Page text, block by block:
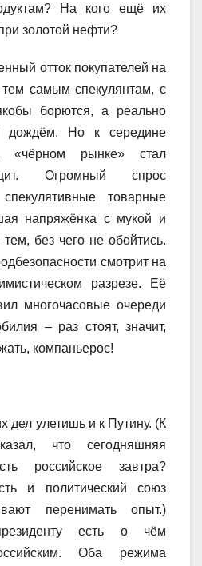
На кого ещё их
золотой нефти?
отток покупателей на
самым спекулянтам, с
борются, а реально
дождём. Но к середине
рынке» стал
Огромный спрос
товарные
напряжёнка с мукой и
без чего не обойтись.
смотрит на
разрезе. Её
многочасовые очереди
– раз стоят, значит,
компаньерос!
дел улетишь и к Путину. (К
что сегодняшняя
российское завтра?
и политический союз
перенимать опыт.)
есть о чём
Оба режима